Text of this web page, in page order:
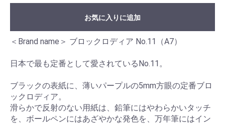
お気に入りに追加
＜Brand name＞ ブロックロディア No.11（A7）
日本で最も定番として愛されているNo.11。
ブラックの表紙に、薄いパープルの5mm方眼の定番ブロ
ックロディア。
滑らかで反射のない用紙は、鉛筆にはやわらかいタッチ
を、ボールペンにはあざやかな発色を、万年筆にはイン